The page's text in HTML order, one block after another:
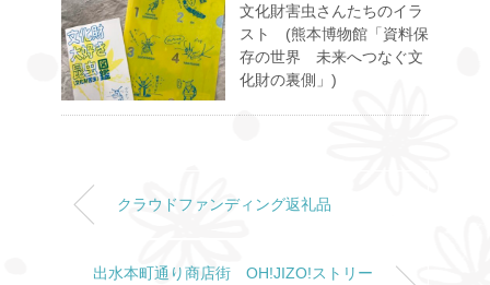
文化財害虫さんたちのイラ
スト (熊本博物館「資料保
存の世界 未来へつなぐ文
化財の裏側」)
クラウドファンディング返礼品
出水本町通り商店街 OH!JIZO!ストリー